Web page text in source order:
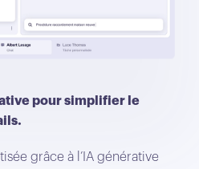
pour simplifier le
grâce à l’IA générative